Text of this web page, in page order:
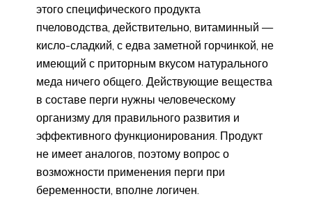
этого специфического продукта
пчеловодства, действительно, витаминный —
кисло-сладкий, с едва заметной горчинкой, не
имеющий с приторным вкусом натурального
меда ничего общего. Действующие вещества
в составе перги нужны человеческому
организму для правильного развития и
эффективного функционирования. Продукт
не имеет аналогов, поэтому вопрос о
возможности применения перги при
беременности, вполне логичен.